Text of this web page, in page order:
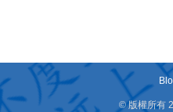
© 版權所有